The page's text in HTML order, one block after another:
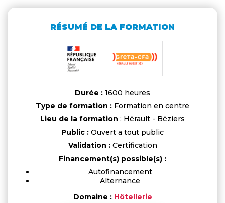
RÉSUMÉ DE LA FORMATION
Durée : 1600 heures
Type de formation : Formation en centre
Lieu de la formation : Hérault - Béziers
Public : Ouvert a tout public
Validation :Certification
Financement(s) possible(s) :
Autofinancement
Alternance
Domaine : Hôtellerie